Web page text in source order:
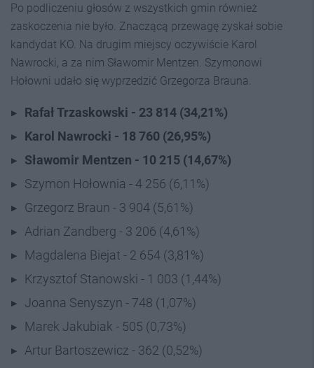
Po podliczeniu głosów z wszystkich gmin również
zaskoczenia nie było. Znaczącą przewagę zyskał sobie
kandydat KO. Na drugim miejscy oczywiście Karol
Nawrocki, a za nim Sławomir Mentzen. Szymonowi
Hołowni udało się wyprzedzić Grzegorza Brauna.
Rafał Trzaskowski - 23 814 (34,21%)
Karol Nawrocki - 18 760 (26,95%)
Sławomir Mentzen - 10 215 (14,67%)
Szymon Hołownia - 4 256 (6,11%)
Grzegorz Braun - 3 904 (5,61%)
Adrian Zandberg - 3 206 (4,61%)
Magdalena Biejat - 2 654 (3,81%)
Krzysztof Stanowski - 1 003 (1,44%)
Joanna Senyszyn - 748 (1,07%)
Marek Jakubiak - 505 (0,73%)
Artur Bartoszewicz - 362 (0,52%)